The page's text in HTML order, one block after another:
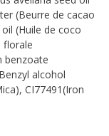
(Beurre de cacao
(Huile de coco
florale
benzoate
alcohol
CI77491(Iron